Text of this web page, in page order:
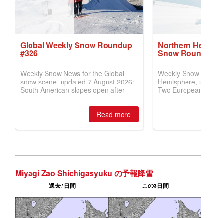
Miyagi Zao Shichigasyuku の予報降雪
過去7日間 この3日間